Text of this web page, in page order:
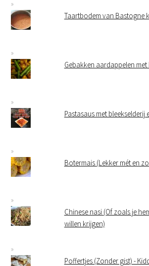
Taartbodem van Bastogne
Gebakken aardappelen
Pastasaus met bleekselderij
Botermais (Lekker mét en
Chinese nasi (Of zoals je
willen krijgen)
Poffertjes (Zonder gist) -